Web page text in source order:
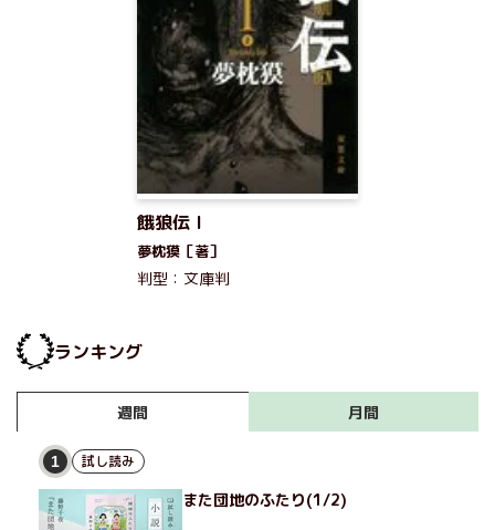
餓狼伝 I
夢枕獏［著］
判型：文庫判
ランキング
週間 月間
1 試し読み
また団地のふたり(1/2)